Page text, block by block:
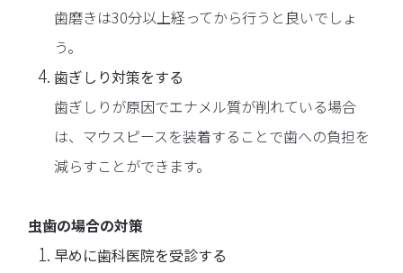
歯磨きは30分以上経ってから行うと良いでしょ
う。
歯ぎしり対策をする
歯ぎしりが原因でエナメル質が削れている場合
は、マウスピースを装着することで歯への負担を
減らすことができます。
虫歯の場合の対策
早めに歯科医院を受診する